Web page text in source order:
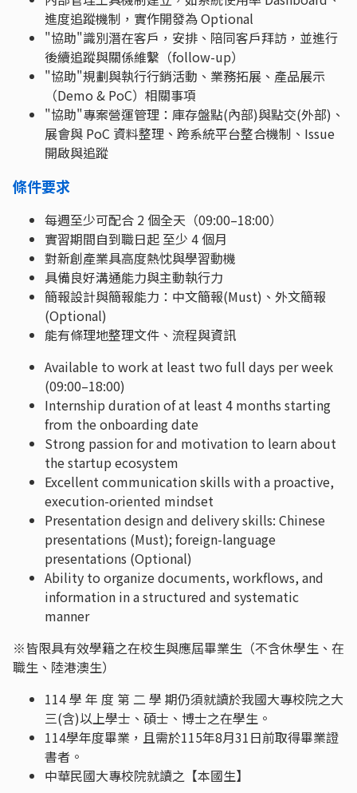
進度追蹤機制，實作開發為 Optional
"協助"識別潛在客戶，安排、陪同客戶拜訪，並進行
後續追蹤與關係維繫（follow-up）
"協助"規劃與執行行銷活動、業務拓展、產品展示
（Demo & PoC）相關事項
"協助"專案營運管理：庫存盤點(內部)與點交(外部)、
展會與 PoC 資料整理、跨系統平台整合機制、Issue
開啟與追蹤
條件要求
每週至少可配合 2 個全天（09:00–18:00）
實習期間自到職日起 至少 4 個月
對新創產業具高度熱忱與學習動機
具備良好溝通能力與主動執行力
簡報設計與簡報能力：中文簡報(Must)、外文簡報
(Optional)
能有條理地整理文件、流程與資訊
Available to work at least two full days per week
(09:00–18:00)
Internship duration of at least 4 months starting
from the onboarding date
Strong passion for and motivation to learn about
the startup ecosystem
Excellent communication skills with a proactive,
execution-oriented mindset
Presentation design and delivery skills: Chinese
presentations (Must); foreign-language
presentations (Optional)
Ability to organize documents, workflows, and
information in a structured and systematic
manner
※皆限具有效學籍之在校生與應屆畢業生（不含休學生、在
職生、陸港澳生）
114 學 年 度 第 二 學 期仍須就讀於我國大專校院之大
三(含)以上學士、碩士、博士之在學生。
114學年度畢業，且需於115年8月31日前取得畢業證
書者。
中華民國大專校院就讀之【本國生】